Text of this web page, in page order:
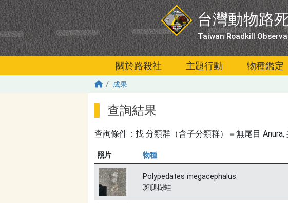
移至主內容
台灣動物路
Taiwan Roadkill
關於路殺社 主題行動 物種鑑定
成果
查詢結果
查詢條件：找 分類群（含子分類群）＝無尾目 Anura,
照片 物種
Polypedates megacephalus
斑腿樹蛙